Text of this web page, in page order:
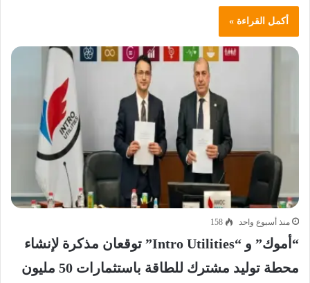
أكمل القراءة »
منذ أسبوع واحد 158
“أموك” و “Intro Utilities” توقعان مذكرة لإنشاء
محطة توليد مشترك للطاقة باستثمارات 50 مليون